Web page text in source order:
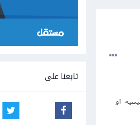
او
تابعنا على